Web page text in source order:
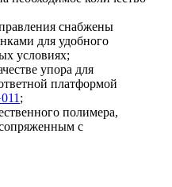
снабжены
для удобного
условиях;
упора для
платформой
;
полимера,
с